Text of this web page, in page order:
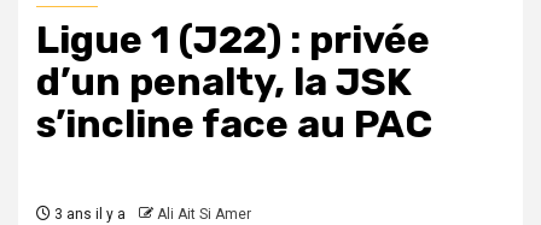
Ligue 1 (J22) : privée
d’un penalty, la JSK
s’incline face au PAC
3 ans il y a Ali Ait Si Amer